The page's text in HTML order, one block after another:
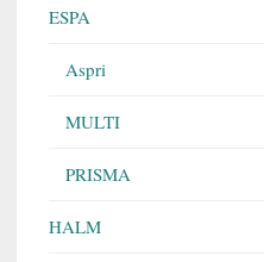
ESPA
Aspri
MULTI
PRISMA
HALM